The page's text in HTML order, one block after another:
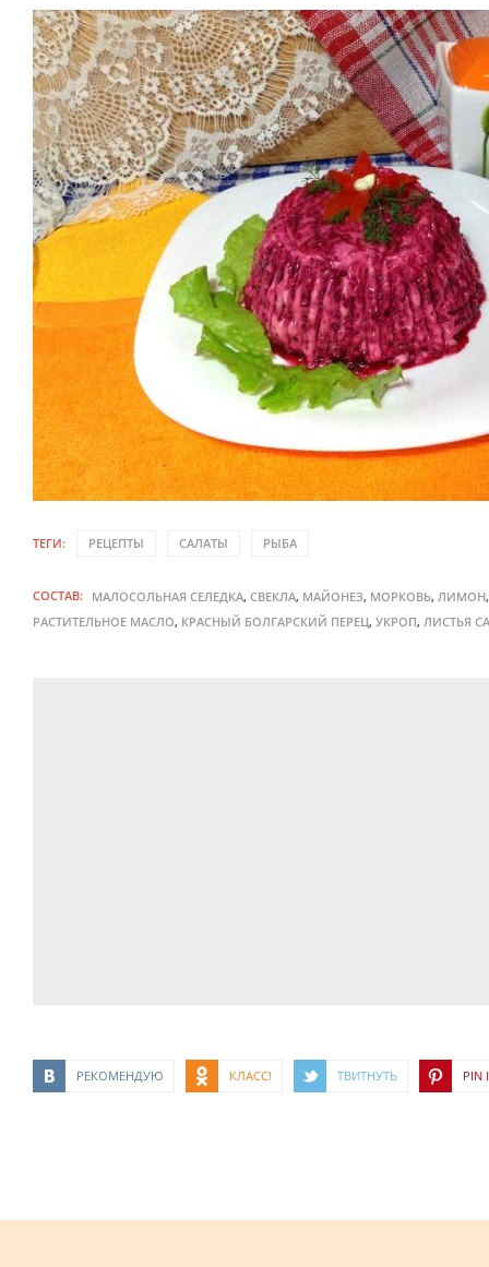
ТЕГИ: РЕЦЕПТЫ САЛАТЫ РЫБА
СОСТАВ: МАЛОСОЛЬНАЯ СЕЛЕДКА, СВЕКЛА, МАЙОНЕЗ, МОРКОВЬ, ЛИМОН
РАСТИТЕЛЬНОЕ МАСЛО, КРАСНЫЙ БОЛГАРСКИЙ ПЕРЕЦ, УКРОП, ЛИСТЬЯ
РЕКОМЕНДУЮ КЛАСС! ТВИТНУТЬ PIN